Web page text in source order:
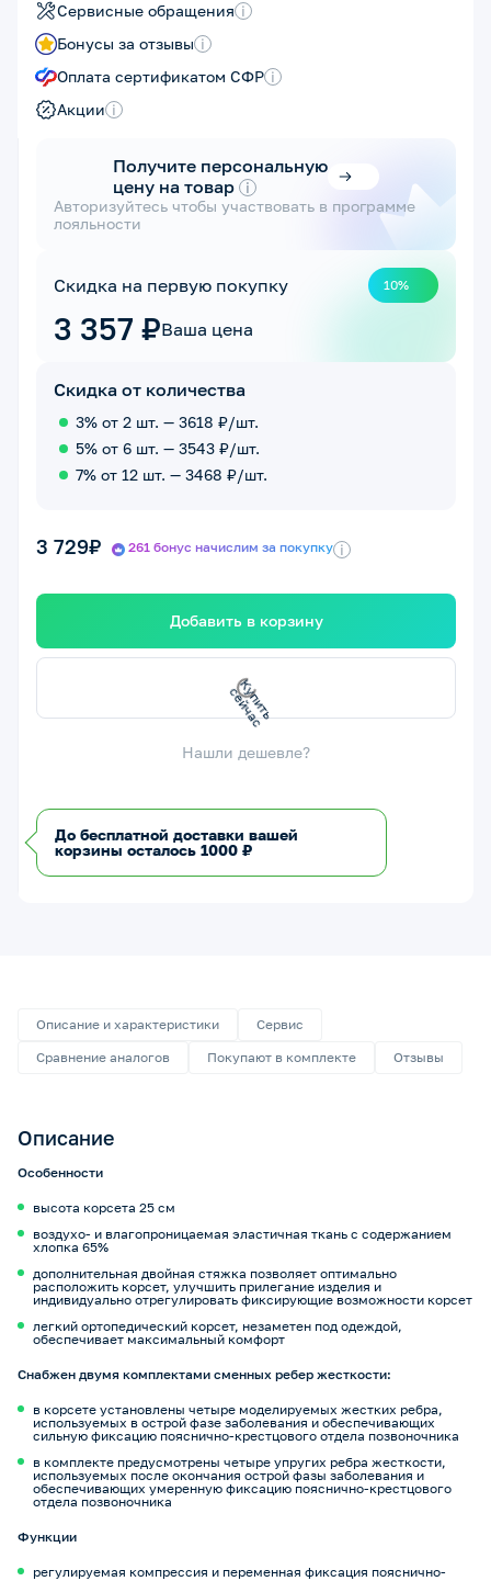
Сервисные обращения i
Бонусы за отзывы i
Оплата сертификатом СФР i
Акции i
Получите персональную
цену на товар i
Авторизуйтесь чтобы участвовать в программе
лояльности
Скидка на первую покупку 10%
3 357 ₽Ваша цена
Скидка от количества
3% от 2 шт. — 3618 ₽/шт.
5% от 6 шт. — 3543 ₽/шт.
7% от 12 шт. — 3468 ₽/шт.
3 729₽ 261 бонус начислим за покупку i
Добавить в корзину
К
у
пи
т
ь
с
е
й
ч
ас
Нашли дешевле?
До бесплатной доставки вашей
корзины осталось 1000 ₽
Описание и характеристики
Сервис
Сравнение аналогов
Покупают в комплекте Отзывы
Описание
Особенности
высота корсета 25 см
воздухо- и влагопроницаемая эластичная ткань с содержанием
хлопка 65%
дополнительная двойная стяжка позволяет оптимально
расположить корсет, улучшить прилегание изделия и
индивидуально отрегулировать фиксирующие возможности корсет
легкий ортопедический корсет, незаметен под одеждой,
обеспечивает максимальный комфорт
Снабжен двумя комплектами сменных ребер жесткости:
в корсете установлены четыре моделируемых жестких ребра,
используемых в острой фазе заболевания и обеспечивающих
сильную фиксацию пояснично-крестцового отдела позвоночника
в комплекте предусмотрены четыре упругих ребра жесткости,
используемых после окончания острой фазы заболевания и
обеспечивающих умеренную фиксацию пояснично-крестцового
отдела позвоночника
Функции
регулируемая компрессия и переменная фиксация пояснично-